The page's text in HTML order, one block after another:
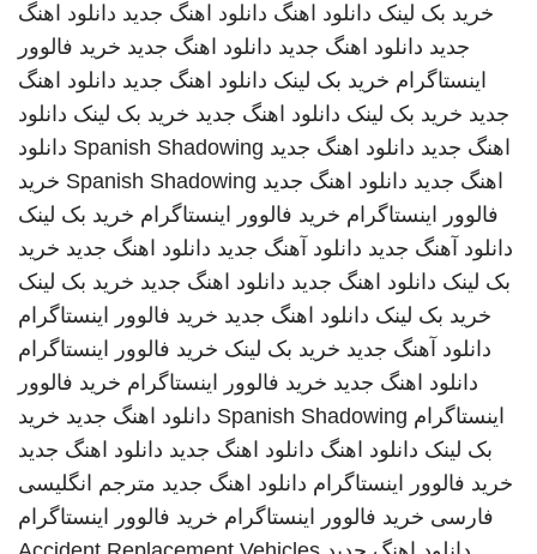
خرید بک لینک دانلود اهنگ دانلود اهنگ جدید دانلود اهنگ
جدید دانلود اهنگ جدید دانلود اهنگ جدید خرید فالوور
اینستاگرام خرید بک لینک دانلود اهنگ جدید دانلود اهنگ
جدید خرید بک لینک دانلود اهنگ جدید خرید بک لینک دانلود
اهنگ جدید دانلود اهنگ جدید Spanish Shadowing دانلود
اهنگ جدید دانلود اهنگ جدید Spanish Shadowing خرید
فالوور اینستاگرام خرید فالوور اینستاگرام خرید بک لینک
دانلود آهنگ جدید دانلود آهنگ جدید دانلود اهنگ جدید خرید
بک لینک دانلود اهنگ جدید دانلود اهنگ جدید خرید بک لینک
خرید بک لینک دانلود اهنگ جدید خرید فالوور اینستاگرام
دانلود آهنگ جدید خرید بک لینک خرید فالوور اینستاگرام
دانلود اهنگ جدید خرید فالوور اینستاگرام خرید فالوور
اینستاگرام Spanish Shadowing دانلود اهنگ جدید خرید
بک لینک دانلود اهنگ دانلود اهنگ جدید دانلود اهنگ جدید
خرید فالوور اینستاگرام دانلود اهنگ جدید مترجم انگلیسی
فارسی خرید فالوور اینستاگرام خرید فالوور اینستاگرام